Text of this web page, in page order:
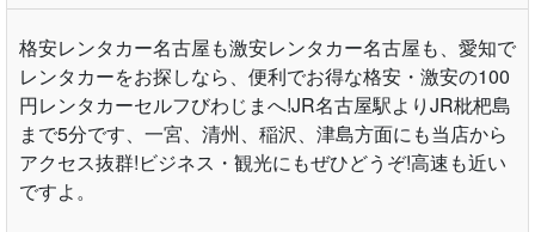
格安レンタカー名古屋も激安レンタカー名古屋も、愛知で
レンタカーをお探しなら、便利でお得な格安・激安の100
円レンタカーセルフびわじまへ!JR名古屋駅よりJR枇杷島
まで5分です、一宮、清州、稲沢、津島方面にも当店から
アクセス抜群!ビジネス・観光にもぜひどうぞ!高速も近い
ですよ。